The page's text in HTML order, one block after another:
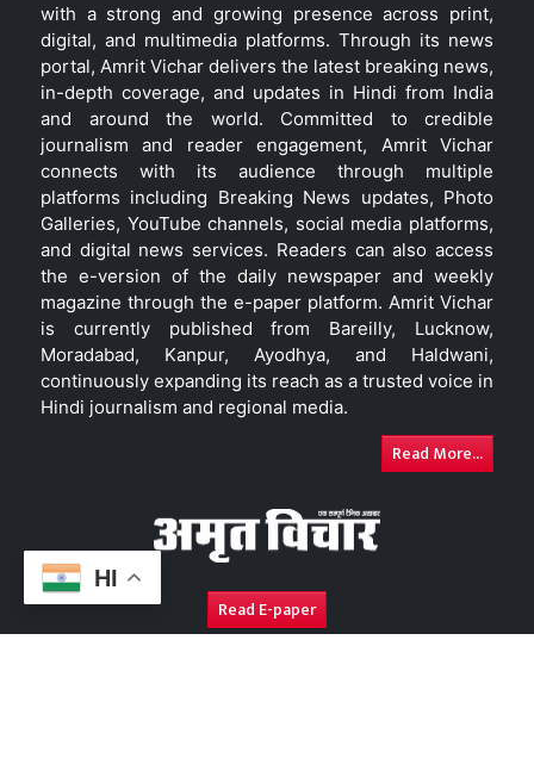
HI
with a strong and growing presence across print,
digital, and multimedia platforms. Through its news
portal, Amrit Vichar delivers the latest breaking news,
in-depth coverage, and updates in Hindi from India
and around the world. Committed to credible
journalism and reader engagement, Amrit Vichar
connects with its audience through multiple
platforms including Breaking News updates, Photo
Galleries, YouTube channels, social media platforms,
and digital news services. Readers can also access
the e-version of the daily newspaper and weekly
magazine through the e-paper platform. Amrit Vichar
is currently published from Bareilly, Lucknow,
Moradabad, Kanpur, Ayodhya, and Haldwani,
continuously expanding its reach as a trusted voice in
Hindi journalism and regional media.
Read More...
Read E-paper